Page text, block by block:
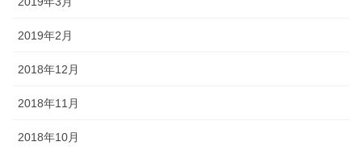
2019年2月
2018年12月
2018年11月
2018年10月